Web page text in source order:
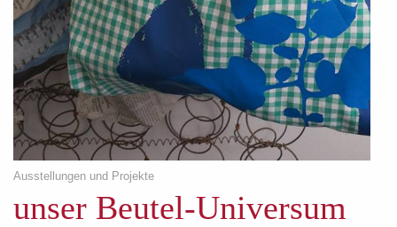
Ausstellungen und Projekte
unser Beutel-Universum